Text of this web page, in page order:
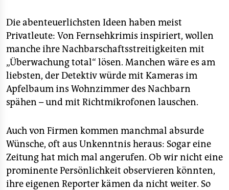
Die abenteuerlichsten Ideen haben meist
Privatleute: Von Fernsehkrimis inspiriert, wollen
manche ihre Nachbarschaftsstreitigkeiten mit
„Überwachung total“ lösen. Manchen wäre es am
liebsten, der Detektiv würde mit Kameras im
Apfelbaum ins Wohnzimmer des Nachbarn
spähen – und mit Richtmikrofonen lauschen.
Auch von Firmen kommen manchmal absurde
Wünsche, oft aus Unkenntnis heraus: Sogar eine
Zeitung hat mich mal angerufen. Ob wir nicht eine
prominente Persönlichkeit observieren könnten,
ihre eigenen Reporter kämen da nicht weiter. So